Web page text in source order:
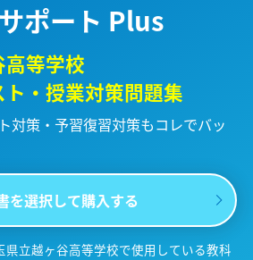
ポート Plus
等学校
・授業対策問題集
対策・予習復習対策もコレでバッ
を選択して購入する
立越ヶ谷高等学校で使用している教科